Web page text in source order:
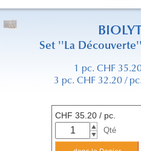
Set ''La
1 pc. CHF
3 pc. CHF 32.20 /
CHF 35.20 / pc.
Qté